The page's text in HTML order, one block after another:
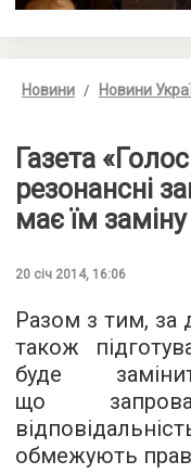
Новини Новини
Газета
резонансні
має їм
20 січ 2014, 16:06
Разом з тим, за
також
буде
що
обмежують